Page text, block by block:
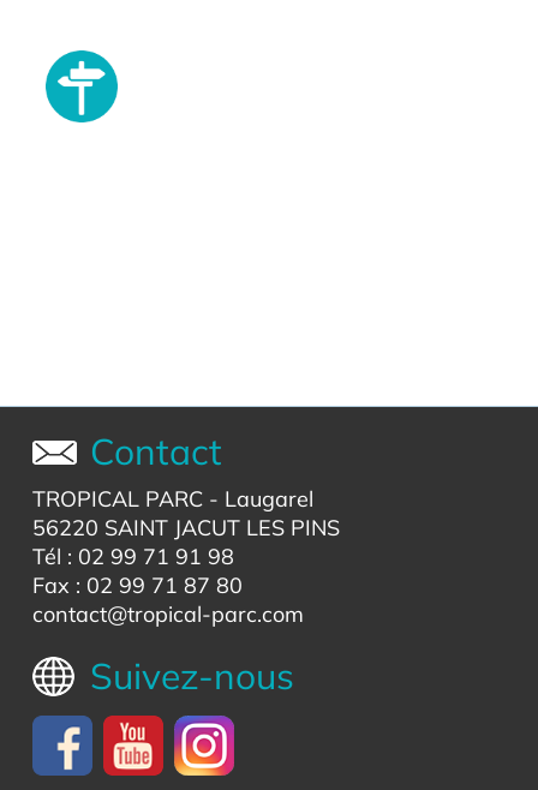
Contact
TROPICAL PARC- Laugarel
56220 SAINT JACUT LES PINS
Tél : 02 99 71 91 98
Fax : 02 99 71 87 80
contact@tropical-parc.com
Suivez-nous